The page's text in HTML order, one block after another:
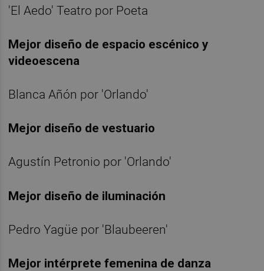
'El Aedo' Teatro por Poeta
Mejor diseño de espacio escénico y
videoescena
Blanca Añón por 'Orlando'
Mejor diseño de vestuario
Agustín Petronio por 'Orlando'
Mejor diseño de iluminación
Pedro Yagüe por 'Blaubeeren'
Mejor intérprete femenina de danza